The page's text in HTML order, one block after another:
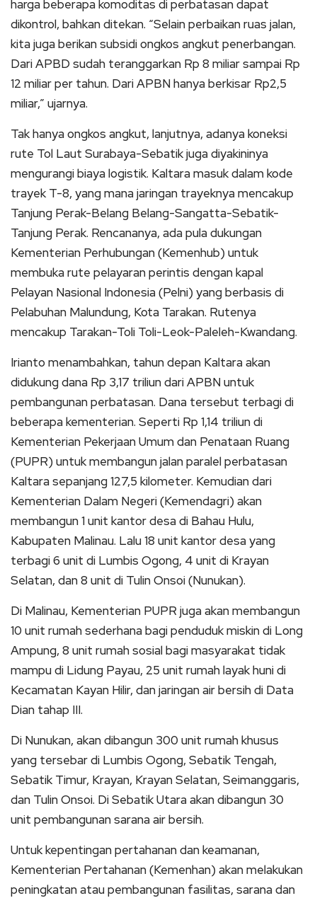
harga beberapa komoditas di perbatasan dapat
dikontrol, bahkan ditekan. “Selain perbaikan ruas jalan,
kita juga berikan subsidi ongkos angkut penerbangan.
Dari APBD sudah teranggarkan Rp 8 miliar sampai Rp
12 miliar per tahun. Dari APBN hanya berkisar Rp2,5
miliar,” ujarnya.
Tak hanya ongkos angkut, lanjutnya, adanya koneksi
rute Tol Laut Surabaya-Sebatik juga diyakininya
mengurangi biaya logistik. Kaltara masuk dalam kode
trayek T-8, yang mana jaringan trayeknya mencakup
Tanjung Perak-Belang Belang-Sangatta-Sebatik-
Tanjung Perak. Rencananya, ada pula dukungan
Kementerian Perhubungan (Kemenhub) untuk
membuka rute pelayaran perintis dengan kapal
Pelayan Nasional Indonesia (Pelni) yang berbasis di
Pelabuhan Malundung, Kota Tarakan. Rutenya
mencakup Tarakan-Toli Toli-Leok-Paleleh-Kwandang.
Irianto menambahkan, tahun depan Kaltara akan
didukung dana Rp 3,17 triliun dari APBN untuk
pembangunan perbatasan. Dana tersebut terbagi di
beberapa kementerian. Seperti Rp 1,14 triliun di
Kementerian Pekerjaan Umum dan Penataan Ruang
(PUPR) untuk membangun jalan paralel perbatasan
Kaltara sepanjang 127,5 kilometer. Kemudian dari
Kementerian Dalam Negeri (Kemendagri) akan
membangun 1 unit kantor desa di Bahau Hulu,
Kabupaten Malinau. Lalu 18 unit kantor desa yang
terbagi 6 unit di Lumbis Ogong, 4 unit di Krayan
Selatan, dan 8 unit di Tulin Onsoi (Nunukan).
Di Malinau, Kementerian PUPR juga akan membangun
10 unit rumah sederhana bagi penduduk miskin di Long
Ampung, 8 unit rumah sosial bagi masyarakat tidak
mampu di Lidung Payau, 25 unit rumah layak huni di
Kecamatan Kayan Hilir, dan jaringan air bersih di Data
Dian tahap III.
Di Nunukan, akan dibangun 300 unit rumah khusus
yang tersebar di Lumbis Ogong, Sebatik Tengah,
Sebatik Timur, Krayan, Krayan Selatan, Seimanggaris,
dan Tulin Onsoi. Di Sebatik Utara akan dibangun 30
unit pembangunan sarana air bersih.
Untuk kepentingan pertahanan dan keamanan,
Kementerian Pertahanan (Kemenhan) akan melakukan
peningkatan atau pembangunan fasilitas, sarana dan